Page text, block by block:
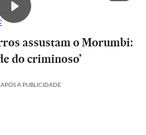
assustam o Morumbi:
do criminoso’
A PUBLICIDADE